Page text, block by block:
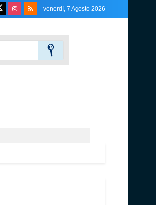
venerdì, 7 Agosto 2026